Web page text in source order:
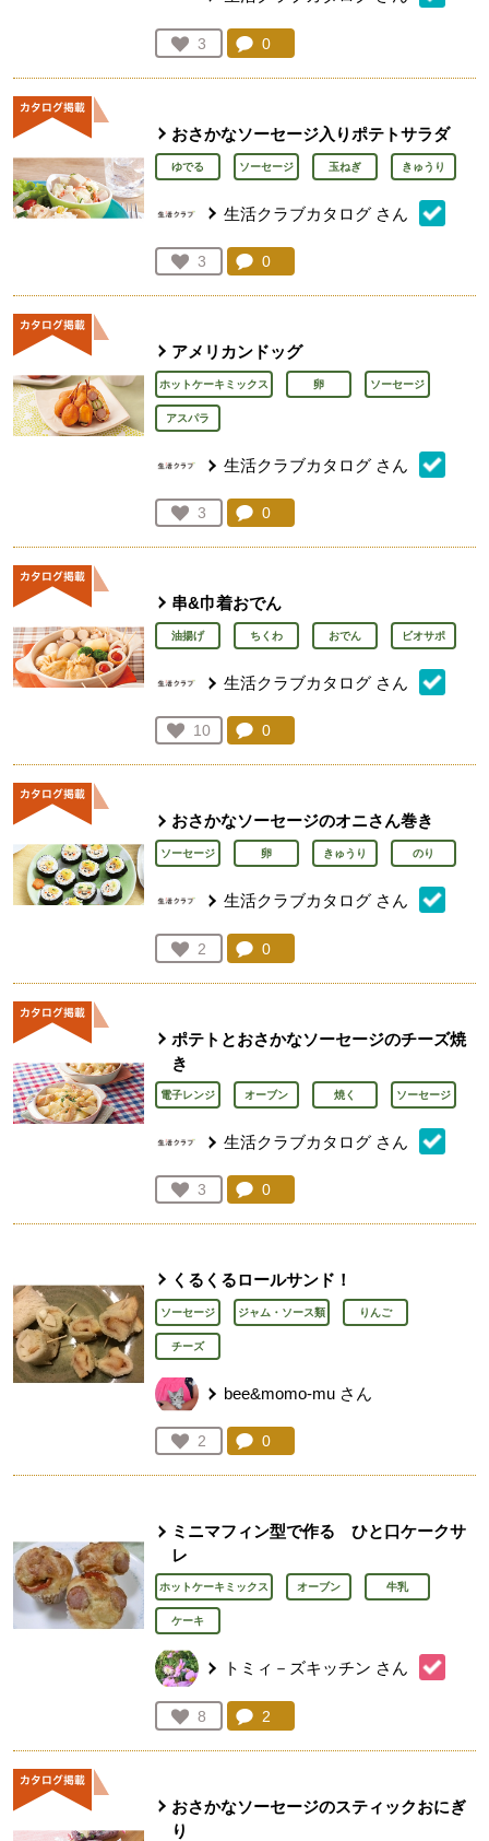
お気に入り登録：
3
人が登録
コメント：
0
おさかなソーセージ入りポテトサラダ
ゆでる ソーセージ 玉ねぎ きゅうり
生活クラブカタログ さん
お気に入り登録：
3
人が登録
コメント：
0
アメリカンドッグ
ホットケーキミックス 卵 ソーセージ
アスパラ
生活クラブカタログ さん
お気に入り登録：
3
人が登録
コメント：
0
串&巾着おでん
油揚げ ちくわ おでん ビオサポ
生活クラブカタログ さん
お気に入り登録：
10
人が登録
コメント：
0
おさかなソーセージのオニさん巻き
ソーセージ 卵 きゅうり のり
生活クラブカタログ さん
お気に入り登録：
2
人が登録
コメント：
0
ポテトとおさかなソーセージのチーズ焼
き
電子レンジ オーブン 焼く ソーセージ
生活クラブカタログ さん
お気に入り登録：
3
人が登録
コメント：
0
くるくるロールサンド！
ソーセージ ジャム・ソース類 りんご
チーズ
bee&momo-mu さん
お気に入り登録：
2
人が登録
コメント：
0
ミニマフィン型で作る ひと口ケークサ
レ
ホットケーキミックス オーブン 牛乳
ケーキ
トミィ－ズキッチン さん
お気に入り登録：
8
人が登録
コメント：
2
おさかなソーセージのスティックおにぎ
り